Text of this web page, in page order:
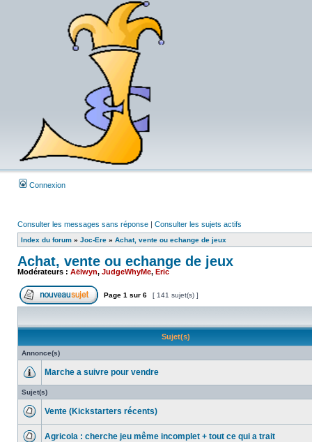
Connexion
Consulter les messages sans réponse | Consulter les sujets actifs
Index du forum » Joc-Ere » Achat, vente ou echange de jeux
Achat, vente ou echange de jeux
Modérateurs : Aëlwyn, JudgeWhyMe, Eric
Page 1 sur 6 [ 141 sujet(s) ]
Sujet(s)
Annonce(s)
Marche a suivre pour vendre
Sujet(s)
Vente (Kickstarters récents)
Agricola : cherche jeu même incomplet + tout ce qui a trait